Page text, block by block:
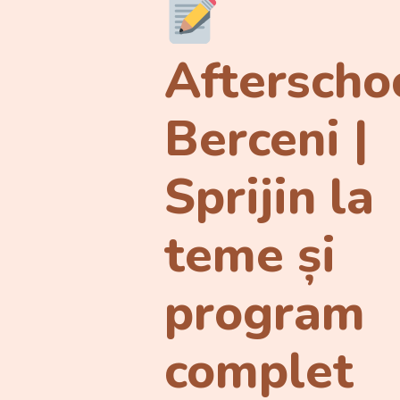
Berceni |
Sprijin la
teme și
program
complet